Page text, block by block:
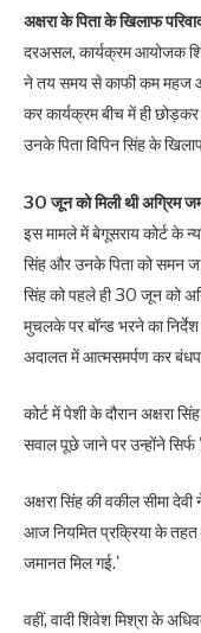
अक्षरा के पिता के खिलाफ
दरअसल, कार्यक्रम आयोजक
ने तय समय से काफी कम महज
कर कार्यक्रम बीच में ही
उनके पिता विपिन सिंह के
30 जून को मिली थी अग्रिम
इस मामले में बेगूसराय कोर्ट के
सिंह और उनके पिता को समन
सिंह को पहले ही 30 जून को
मुचलके पर बॉन्ड भरने का
अदालत में आत्मसमर्पण कर
कोर्ट में पेशी के दौरान अक्षरा
सवाल पूछे जाने पर उन्होंने
अक्षरा सिंह की वकील सीमा
आज नियमित प्रक्रिया के तहत
जमानत मिल गई.'
वहीं, वादी शिवेश मिश्रा के